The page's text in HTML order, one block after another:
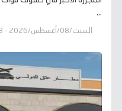
...
السبت/08/أغسطس/2026 - 03:28 ص